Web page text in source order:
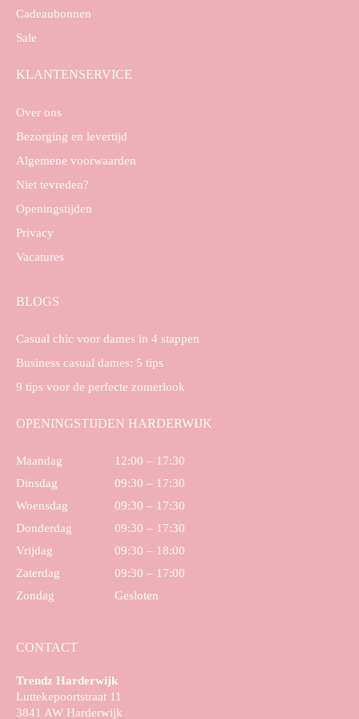
Cadeaubonnen
Sale
KLANTENSERVICE
Over ons
Bezorging en levertijd
Algemene voorwaarden
Niet tevreden?
Openingstijden
Privacy
Vacatures
BLOGS
Casual chic voor dames in 4 stappen
Business casual dames: 5 tips
9 tips voor de perfecte zomerlook
OPENINGSTIJDEN HARDERWIJK
Maandag
12:00 – 17:30
Dinsdag
09:30 – 17:30
Woensdag
09:30 – 17:30
Donderdag
09:30 – 17:30
Vrijdag
09:30 – 18:00
Zaterdag
09:30 – 17:00
Zondag
Gesloten
CONTACT
Trendz Harderwijk
Luttekepoortstraat 11
3841 AW Harderwijk